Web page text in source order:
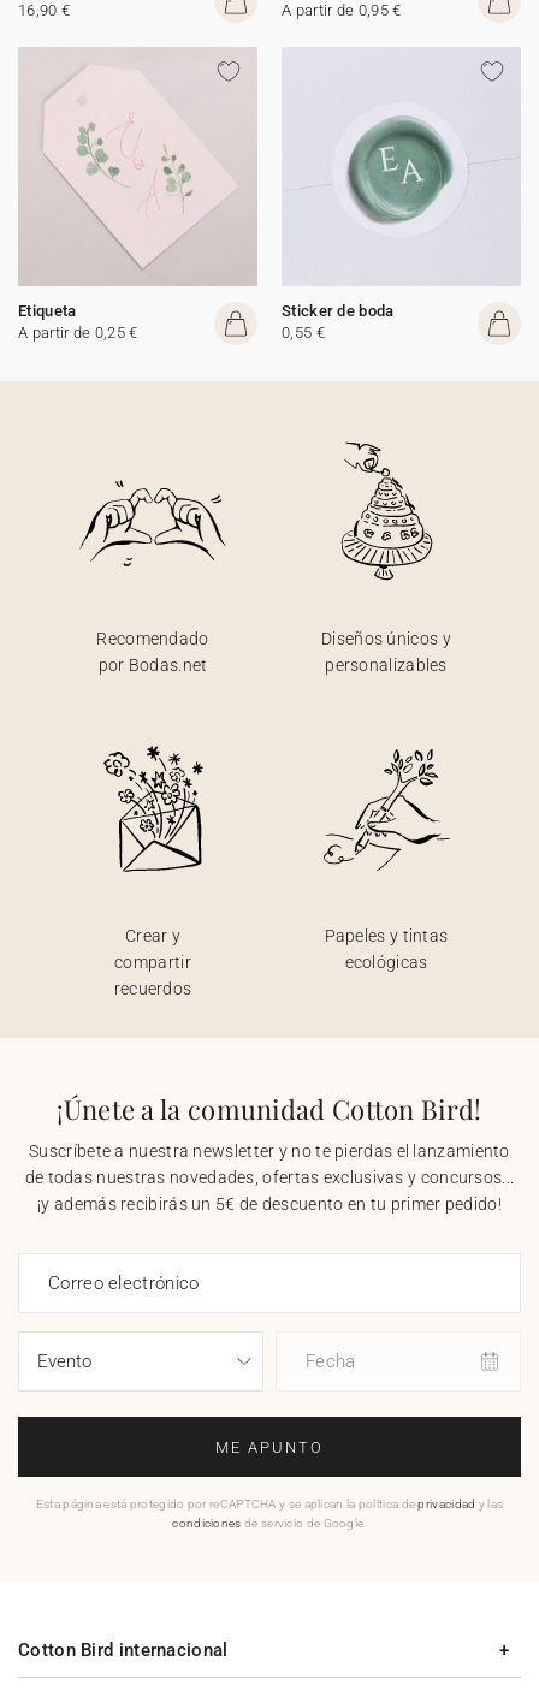
16,90 €
A partir de 0,95 €
Etiqueta
A partir de 0,25 €
Sticker de boda
0,55 €
Recomendado
por Bodas.net
Diseños únicos y
personalizables
Crear y
compartir
recuerdos
Papeles y tintas
ecológicas
¡Únete a la comunidad Cotton Bird!
Suscríbete a nuestra newsletter y no te pierdas el lanzamiento
de todas nuestras novedades, ofertas exclusivas y concursos...
¡y además recibirás un 5€ de descuento en tu primer pedido!
Correo electrónico
Fecha
ME APUNTO
Esta página está protegido por reCAPTCHA y se aplican la política deprivacidad y las
condiciones de servicio de Google.
Cotton Bird internacional